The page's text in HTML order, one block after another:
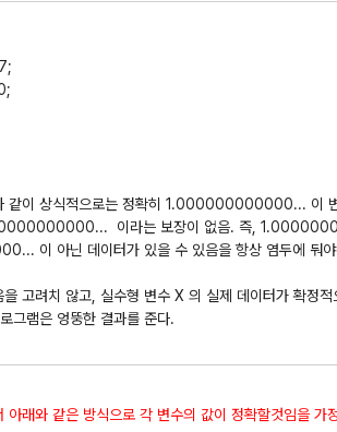
같이 상식적으로는 정확히 1.000000000000... 이
이라는 보장이 없음. 즉,
이 아닌 데이터가 있을 수 있음을 항상 염두에 둬
을 고려치 않고, 실수형 변수 X 의 실제 데이터가 확
그램은 엉뚱한 결과를 준다.
아래와 같은 방식으로 각 변수의 값이 정확할것임을 가